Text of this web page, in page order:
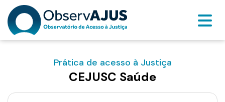
Prática de acesso à Justiça
CEJUSC Saúde